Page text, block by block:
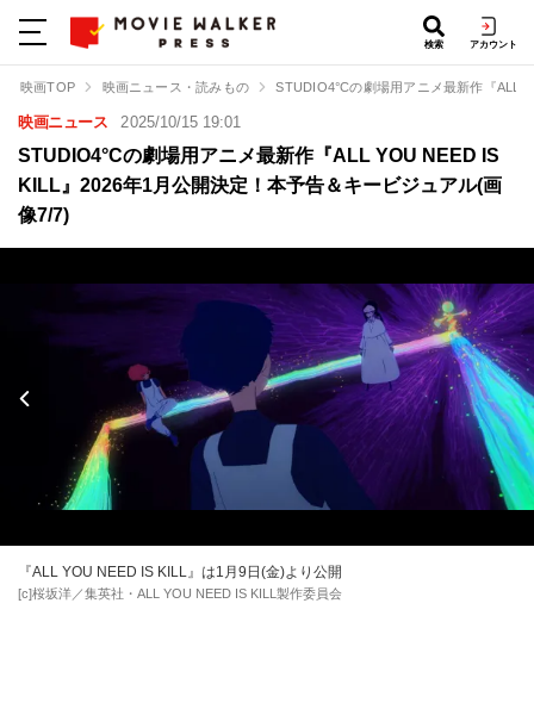
検索 アカウント
映画TOP 映画ニュース・読みもの STUDIO4°Cの劇場用アニメ最新作『ALL
映画ニュース 2025/10/15 19:01
STUDIO4°Cの劇場用アニメ最新作『ALL YOU NEED IS
KILL』2026年1月公開決定！本予告＆キービジュアル(画
像7/7)
『ALL YOU NEED IS KILL』は1月9日(金)より公開
[c]桜坂洋／集英社・ALL YOU NEED IS KILL製作委員会